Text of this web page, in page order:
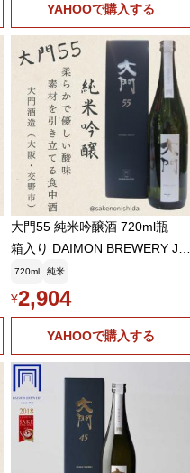
YAHOOで購入する
大門55 純米吟醸酒 720ml瓶
箱入り DAIMON BREWERY JU
NMAI GINJO [日本酒ランキン
グ 大阪地酒 大門酒造]
720ml 純米
¥2,904
YAHOOで購入する